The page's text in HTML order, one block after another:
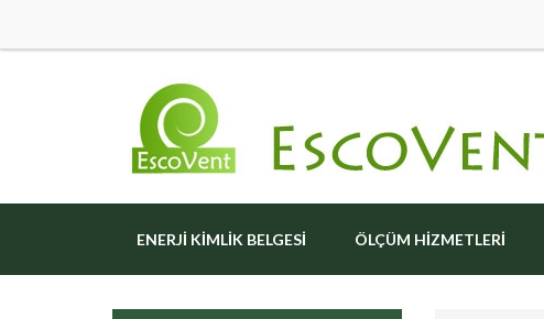
ENERJI KIMLIK BELGESI ÖLÇÜM HIZMETLERI